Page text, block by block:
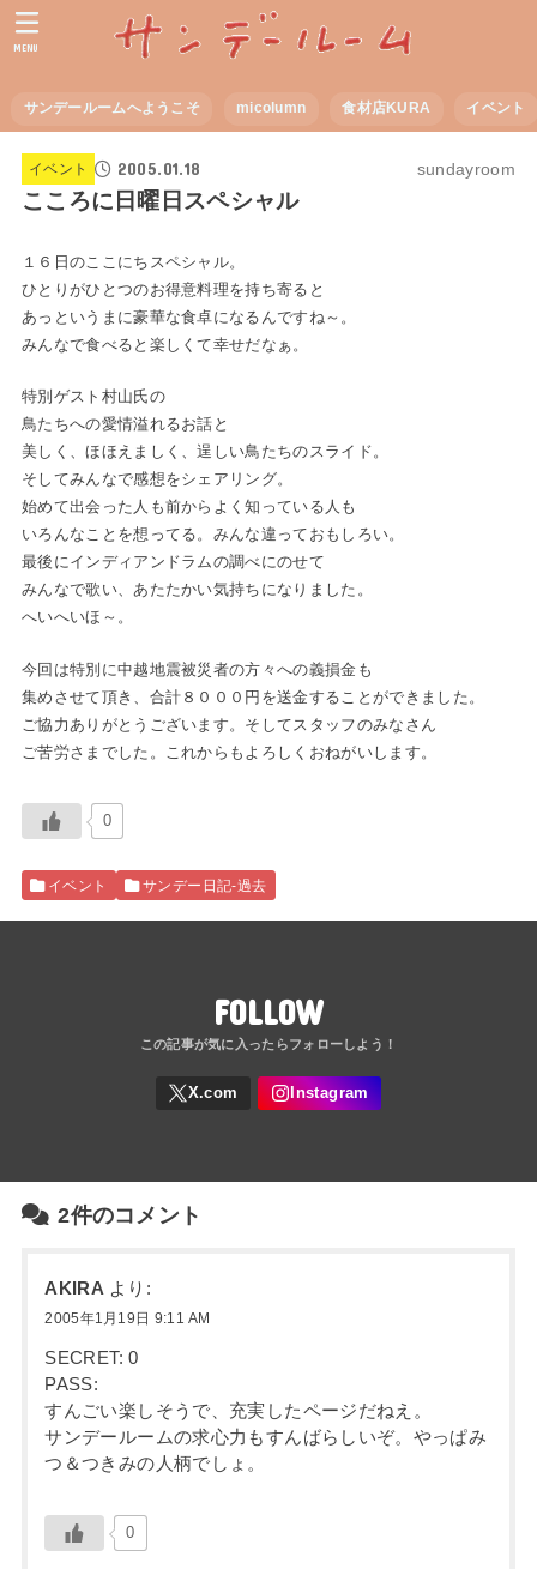
サンデールームへようこそ micolumn 食材店KURA イベント
MENU
イベント 2005.01.18 sundayroom
こころに日曜日スペシャル
１６日のここにちスペシャル。
ひとりがひとつのお得意料理を持ち寄ると
あっというまに豪華な食卓になるんですね～。
みんなで食べると楽しくて幸せだなぁ。
特別ゲスト村山氏の
鳥たちへの愛情溢れるお話と
美しく、ほほえましく、逞しい鳥たちのスライド。
そしてみんなで感想をシェアリング。
始めて出会った人も前からよく知っている人も
いろんなことを想ってる。みんな違っておもしろい。
最後にインディアンドラムの調べにのせて
みんなで歌い、あたたかい気持ちになりました。
へいへいほ～。
今回は特別に中越地震被災者の方々への義損金も
集めさせて頂き、合計８０００円を送金することができました。
ご協力ありがとうございます。そしてスタッフのみなさん
ご苦労さまでした。これからもよろしくおねがいします。
0
イベント サンデー日記-過去
FOLLOW
2件のコメント
AKIRA より:
2005年1月19日 9:11 AM
SECRET: 0
PASS:
すんごい楽しそうで、充実したページだねえ。
サンデールームの求心力もすんばらしいぞ。やっぱみ
つ＆つきみの人柄でしょ。
0